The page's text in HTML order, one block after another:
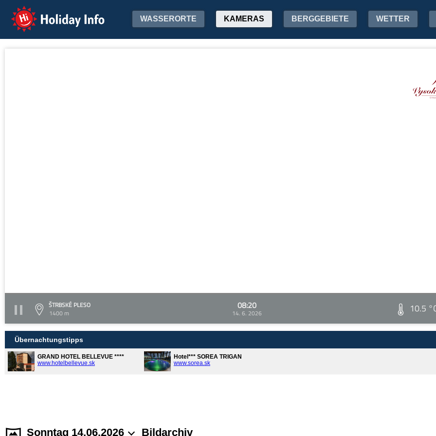
Holiday Info WASSERORTE KAMERAS BERGGEBIETE WETTER
ŠTRBSKÉ PLESO
1400 m
08:20
14. 6. 2026 10.5
Übernachtungstipps
GRAND HOTEL BELLEVUE ****
www.hotelbellevue.sk
Hotel*** SOREA TRIGAN
www.sorea.sk
Sonntag 14.06.2026 Bildarchiv